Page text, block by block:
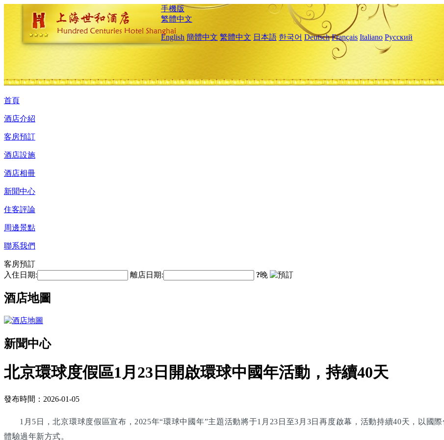
手機版
繁體中文
English 簡體中文 繁體中文 日本語 한국어 Deutsch Français Italiano Русский
首頁
酒店介紹
客房預訂
酒店設施
酒店相冊
新聞中心
住客評論
周邊景點
聯系我們
客房預訂
入住日期:
離店日期: ?晚
酒店地圖
新聞中心
北京環球度假區1月23日開啟環球中國年活動，持續40天
發布時間：2026-01-05
1月5日，北京環球度假區宣布，2025年“環球中國年”主題活動將于1月23日至3月3日再度啟幕，活動持續40天，以國
體驗過年新方式。